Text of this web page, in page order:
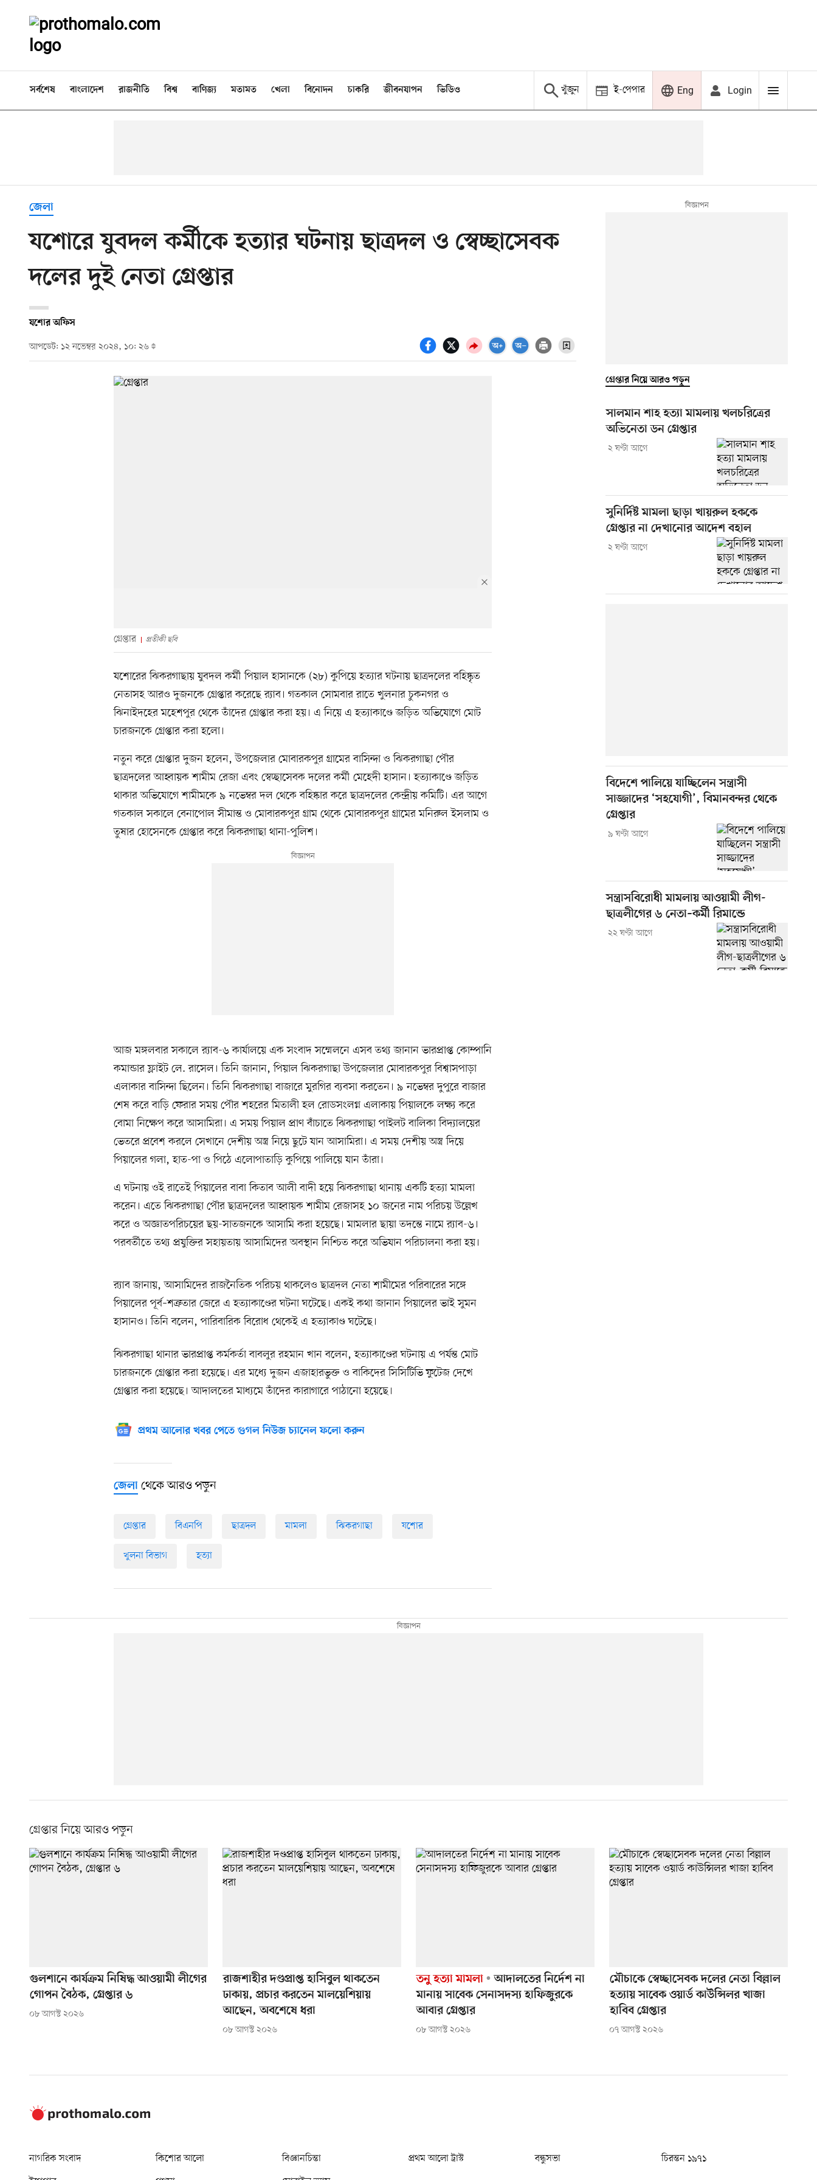
সর্বশেষ বাংলাদেশ রাজনীতি বিশ্ব বাণিজ্য মতামত খেলা বিনোদন চাকরি জীবনযাপন ভিডিও খুঁজুন ই-পেপার Eng Login
জেলা
যশোরে যুবদল কর্মীকে হত্যার ঘটনায় ছাত্রদল ও স্বেচ্ছাসেবক
দলের দুই নেতা গ্রেপ্তার
যশোর অফিস
আপডেট: ১২ নভেম্বর ২০২৪, ১০: ২৬
গ্রেপ্তার প্রতীকী ছবি
যশোরের ঝিকরগাছায় যুবদল কর্মী পিয়াল হাসানকে (২৮) কুপিয়ে হত্যার ঘটনায় ছাত্রদলের বহিষ্কৃত
নেতাসহ আরও দুজনকে গ্রেপ্তার করেছে র‍্যাব। গতকাল সোমবার রাতে খুলনার চুকনগর ও
ঝিনাইদহের মহেশপুর থেকে তাঁদের গ্রেপ্তার করা হয়। এ নিয়ে এ হত্যাকাণ্ডে জড়িত অভিযোগে মোট
চারজনকে গ্রেপ্তার করা হলো।
নতুন করে গ্রেপ্তার দুজন হলেন, উপজেলার মোবারকপুর গ্রামের বাসিন্দা ও ঝিকরগাছা পৌর
ছাত্রদলের আহ্বায়ক শামীম রেজা এবং স্বেচ্ছাসেবক দলের কর্মী মেহেদী হাসান। হত্যাকাণ্ডে জড়িত
থাকার অভিযোগে শামীমকে ৯ নভেম্বর দল থেকে বহিষ্কার করে ছাত্রদলের কেন্দ্রীয় কমিটি। এর আগে
গতকাল সকালে বেনাপোল সীমান্ত ও মোবারকপুর গ্রাম থেকে মোবারকপুর গ্রামের মনিরুল ইসলাম ও
তুষার হোসেনকে গ্রেপ্তার করে ঝিকরগাছা থানা-পুলিশ।
আজ মঙ্গলবার সকালে র‍্যাব-৬ কার্যালয়ে এক সংবাদ সম্মেলনে এসব তথ্য জানান ভারপ্রাপ্ত কোম্পানি
কমান্ডার ফ্লাইট লে. রাসেল। তিনি জানান, পিয়াল ঝিকরগাছা উপজেলার মোবারকপুর বিশ্বাসপাড়া
এলাকার বাসিন্দা ছিলেন। তিনি ঝিকরগাছা বাজারে মুরগির ব্যবসা করতেন। ৯ নভেম্বর দুপুরে বাজার
শেষ করে বাড়ি ফেরার সময় পৌর শহরের মিতালী হল রোডসংলগ্ন এলাকায় পিয়ালকে লক্ষ্য করে
বোমা নিক্ষেপ করে আসামিরা। এ সময় পিয়াল প্রাণ বাঁচাতে ঝিকরগাছা পাইলট বালিকা বিদ্যালয়ের
ভেতরে প্রবেশ করলে সেখানে দেশীয় অস্ত্র নিয়ে ছুটে যান আসামিরা। এ সময় দেশীয় অস্ত্র দিয়ে
পিয়ালের গলা, হাত-পা ও পিঠে এলোপাতাড়ি কুপিয়ে পালিয়ে যান তাঁরা।
এ ঘটনায় ওই রাতেই পিয়ালের বাবা কিতাব আলী বাদী হয়ে ঝিকরগাছা থানায় একটি হত্যা মামলা
করেন। এতে ঝিকরগাছা পৌর ছাত্রদলের আহ্বায়ক শামীম রেজাসহ ১০ জনের নাম পরিচয় উল্লেখ
করে ও অজ্ঞাতপরিচয়ের ছয়-সাতজনকে আসামি করা হয়েছে। মামলার ছায়া তদন্তে নামে র‍্যাব-৬।
পরবর্তীতে তথ্য প্রযুক্তির সহায়তায় আসামিদের অবস্থান নিশ্চিত করে অভিযান পরিচালনা করা হয়।
র‍্যাব জানায়, আসামিদের রাজনৈতিক পরিচয় থাকলেও ছাত্রদল নেতা শামীমের পরিবারের সঙ্গে
পিয়ালের পূর্ব–শত্রুতার জেরে এ হত্যাকাণ্ডের ঘটনা ঘটেছে। একই কথা জানান পিয়ালের ভাই সুমন
হাসানও। তিনি বলেন, পারিবারিক বিরোধ থেকেই এ হত্যাকাণ্ড ঘটেছে।
ঝিকরগাছা থানার ভারপ্রাপ্ত কর্মকর্তা বাবলুর রহমান খান বলেন, হত্যাকাণ্ডের ঘটনায় এ পর্যন্ত মোট
চারজনকে গ্রেপ্তার করা হয়েছে। এর মধ্যে দুজন এজাহারভুক্ত ও বাকিদের সিসিটিভি ফুটেজ দেখে
গ্রেপ্তার করা হয়েছে। আদালতের মাধ্যমে তাঁদের কারাগারে পাঠানো হয়েছে।
প্রথম আলোর খবর পেতে গুগল নিউজ চ্যানেল ফলো করুন
জেলা থেকে আরও পড়ুন
গ্রেপ্তার বিএনপি ছাত্রদল মামলা ঝিকরগাছা যশোর
খুলনা বিভাগ হত্যা
গ্রেপ্তার নিয়ে আরও পড়ুন
সালমান শাহ হত্যা মামলায় খলচরিত্রের
অভিনেতা ডন গ্রেপ্তার
২ ঘণ্টা আগে
সুনির্দিষ্ট মামলা ছাড়া খায়রুল হককে
গ্রেপ্তার না দেখানোর আদেশ বহাল
২ ঘণ্টা আগে
বিদেশে পালিয়ে যাচ্ছিলেন সন্ত্রাসী
সাজ্জাদের ‘সহযোগী’, বিমানবন্দর থেকে
গ্রেপ্তার
৯ ঘণ্টা আগে
সন্ত্রাসবিরোধী মামলায় আওয়ামী লীগ-
ছাত্রলীগের ৬ নেতা–কর্মী রিমান্ডে
২২ ঘণ্টা আগে
গ্রেপ্তার নিয়ে আরও পড়ুন
গুলশানে কার্যক্রম নিষিদ্ধ আওয়ামী লীগের
গোপন বৈঠক, গ্রেপ্তার ৬
০৮ আগস্ট ২০২৬
রাজশাহীর দণ্ডপ্রাপ্ত হাসিবুল থাকতেন
ঢাকায়, প্রচার করতেন মালয়েশিয়ায়
আছেন, অবশেষে ধরা
০৮ আগস্ট ২০২৬
তনু হত্যা মামলা
আদালতের নির্দেশ না
মানায় সাবেক সেনাসদস্য হাফিজুরকে
আবার গ্রেপ্তার
০৮ আগস্ট ২০২৬
মৌচাকে স্বেচ্ছাসেবক দলের নেতা বিল্লাল
হত্যায় সাবেক ওয়ার্ড কাউন্সিলর খাজা
হাবিব গ্রেপ্তার
০৭ আগস্ট ২০২৬
নাগরিক সংবাদ কিশোর আলো বিজ্ঞানচিন্তা প্রথম আলো ট্রাস্ট বন্ধুসভা
চিরন্তন ১৯৭১